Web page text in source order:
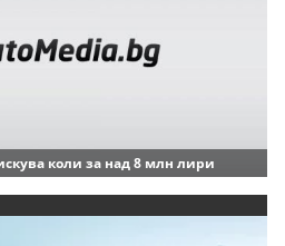
коли за над 8 млн лири